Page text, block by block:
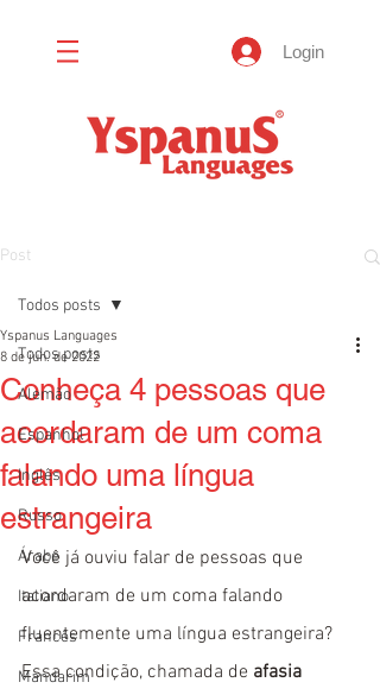
Login
Post
Todos posts
Alemão
Espanhol
Inglês
Russo
Árabe
Italiano
Francês
Mandarim
Todos posts
Conheça 4 pessoas que
acordaram de um coma
falando uma língua
estrangeira
Yspanus Languages
8 de jun. de 2022
Você já ouviu falar de pessoas que
acordaram de um coma falando
fluentemente uma língua estrangeira?
Essa condição, chamada de afasia